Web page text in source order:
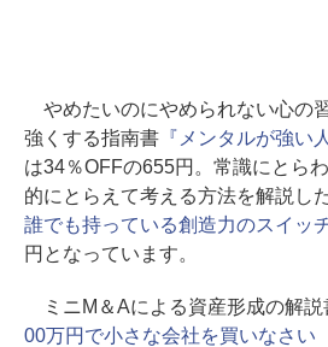
やめたいのにやめられない心の
強くする指南書『メンタルが強い
は34％OFFの655円。常識にとら
的にとらえて考える方法を解説し
誰でも持っている創造力のスイッチ
円となっています。
ミニM＆Aによる資産形成の解説
00万円で小さな会社を買いなさ